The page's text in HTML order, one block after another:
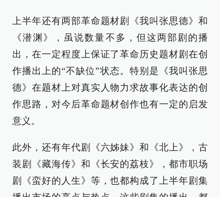
上半年还有两部革命题材剧《我叫张思德》和
《潜渊》，虽说数量不多，但这两部剧的播
出，在一定程度上保证了革命历史题材剧在创
作播出上的“不缺位”状态。特别是《我叫张思
德》在题材上对真实人物力求故事化表达的创
作思路，对今后革命题材创作也有一定的启发
意义。
此外，还有年代剧《六姊妹》和《北上》，古
装剧《藏海传》和《长安的荔枝》，都市职场
剧《蛮好的人生》等，也都构成了上半年剧集